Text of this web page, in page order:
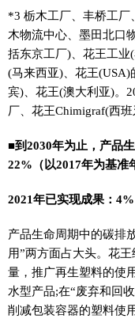
*3 栃木工厂、丰桥工厂
木物流中心、墨田北口
括东京工厂)、花王工
(马来西亚)、花王
宾)、花王(澳大利亚)。
厂、花王Chimigraf(西
■到2030年为止，产品
22%（以2017年为基准
2021年已实现成果：4%
产品生命周期中的碳排
用”两方面占大头。花
量，推广再生塑料的使
水型产品;在“废弃和回
削减包装容器的塑料使用